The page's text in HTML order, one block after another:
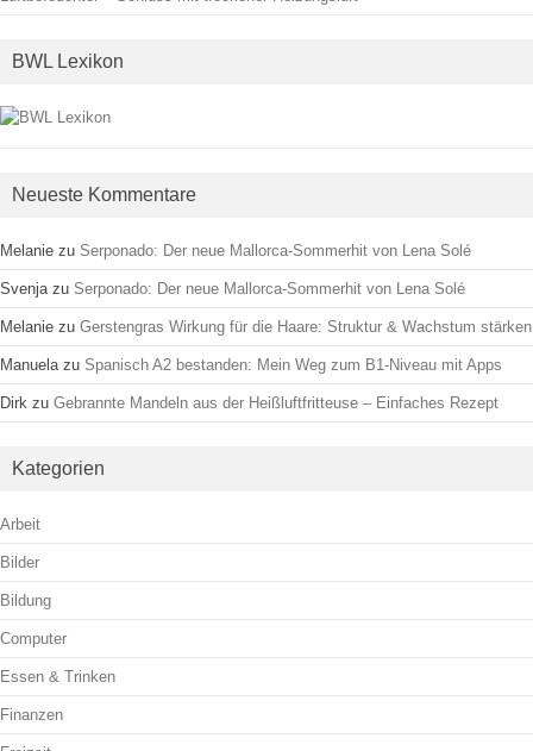
BWL Lexikon
Neueste Kommentare
Melanie zu Serponado: Der neue Mallorca-Sommerhit von Lena Solé
Svenja zu Serponado: Der neue Mallorca-Sommerhit von Lena Solé
Melanie zu Gerstengras Wirkung für die Haare: Struktur & Wachstum stärken
Manuela zu Spanisch A2 bestanden: Mein Weg zum B1-Niveau mit Apps
Dirk zu Gebrannte Mandeln aus der Heißluftfritteuse – Einfaches Rezept
Kategorien
Arbeit
Bilder
Bildung
Computer
Essen & Trinken
Finanzen